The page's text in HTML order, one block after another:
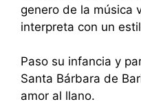
genero de la música
interpreta con un
Paso su infancia y
Santa Bárbara de
amor al llano.